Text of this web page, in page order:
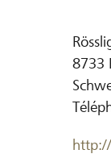
8733